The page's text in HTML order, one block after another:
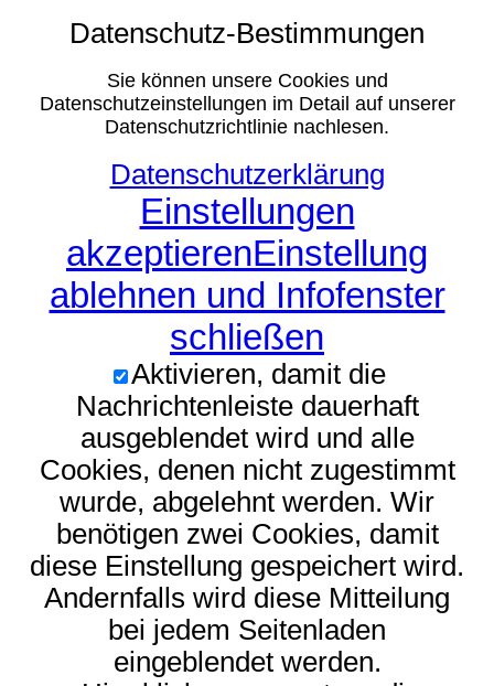
Datenschutz-Bestimmungen
Sie können unsere Cookies und
Datenschutzeinstellungen im Detail auf unserer
Datenschutzrichtlinie nachlesen.
Datenschutzerklärung
Einstellungen
akzeptierenEinstellung
ablehnen und Infofenster
schließen
Aktivieren, damit die
Nachrichtenleiste dauerhaft
ausgeblendet wird und alle
Cookies, denen nicht zugestimmt
wurde, abgelehnt werden. Wir
benötigen zwei Cookies, damit
diese Einstellung gespeichert wird.
Andernfalls wird diese Mitteilung
bei jedem Seitenladen
eingeblendet werden.